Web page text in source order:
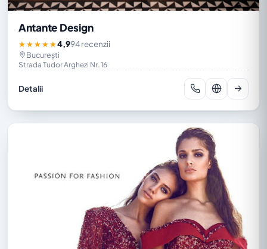
Antante Design
★★★★★4,994 recenzii
București
Strada Tudor Arghezi Nr. 16
Detalii